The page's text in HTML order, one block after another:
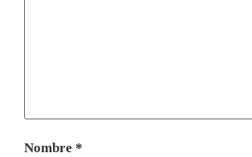
Nombre *